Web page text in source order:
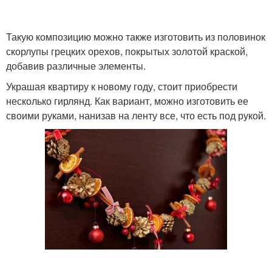
Такую композицию можно также изготовить из половинок
скорлупы грецких орехов, покрытых золотой краской,
добавив различные элементы.
Украшая квартиру к новому году, стоит приобрести
несколько гирлянд. Как вариант, можно изготовить ее
своими руками, нанизав на ленту все, что есть под рукой.